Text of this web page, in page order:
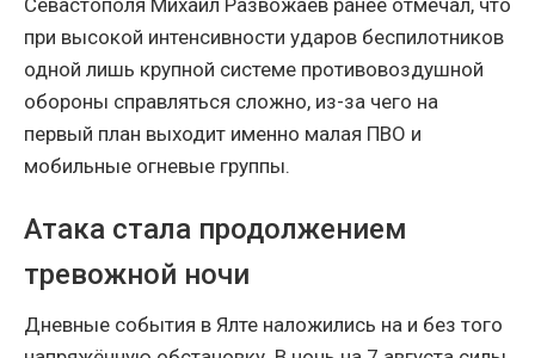
при высокой интенсивности ударов беспилотников
одной лишь крупной системе противовоздушной
обороны справляться сложно, из-за чего на
первый план выходит именно малая ПВО и
мобильные огневые группы.
Атака стала продолжением
тревожной ночи
Дневные события в Ялте наложились на и без того